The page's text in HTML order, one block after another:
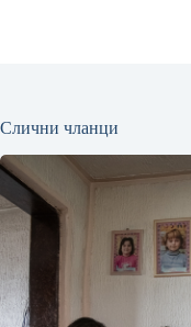
Слични чланци